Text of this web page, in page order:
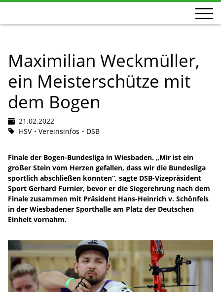
Maximilian Weckmüller,
ein Meisterschütze mit
dem Bogen
21.02.2022
HSV
Vereinsinfos DSB
Finale der Bogen-Bundesliga in Wiesbaden. „Mir ist ein
großer Stein vom Herzen gefallen, dass wir die Bundesliga
sportlich abschließen konnten“, sagte DSB-Vizepräsident
Sport Gerhard Furnier, bevor er die Siegerehrung nach dem
Finale zusammen mit Präsident Hans-Heinrich v. Schönfels
in der Wiesbadener Sporthalle am Platz der Deutschen
Einheit vornahm.